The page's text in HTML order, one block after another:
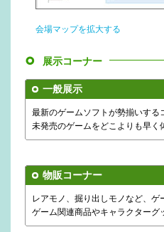
会場マップを拡大する
展示コーナー
一般展示
最新のゲームソフトが勢揃いする
未発売のゲームをどこよりも早く
物販コーナー
レアモノ、掘り出しモノなど、ゲ
ゲーム関連商品やキャラクターグ